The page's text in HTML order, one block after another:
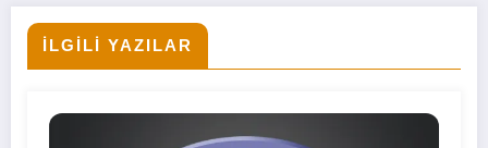
İLGILI YAZILAR